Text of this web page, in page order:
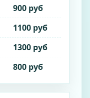
900 руб
1100 руб
1300 руб
800 руб